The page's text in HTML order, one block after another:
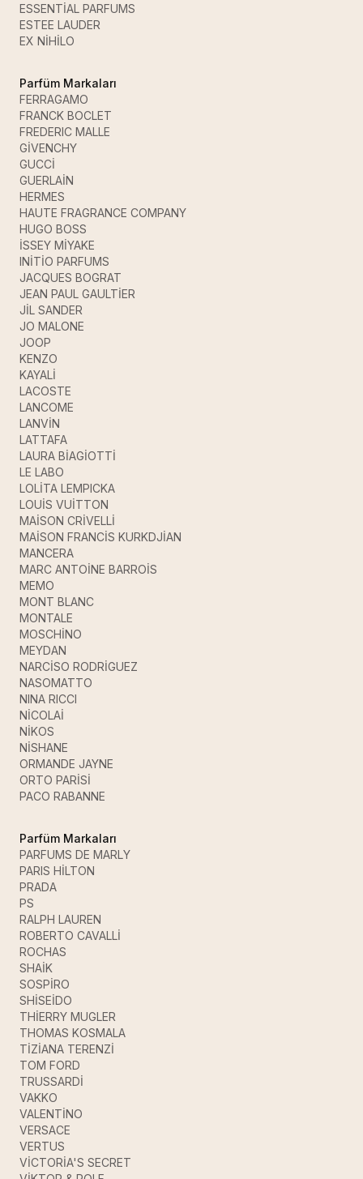
ESSENTİAL PARFUMS
ESTEE LAUDER
EX NİHİLO
Parfüm Markaları
FERRAGAMO
FRANCK BOCLET
FREDERIC MALLE
GİVENCHY
GUCCİ
GUERLAİN
HERMES
HAUTE FRAGRANCE COMPANY
HUGO BOSS
İSSEY MİYAKE
INİTİO PARFUMS
JACQUES BOGRAT
JEAN PAUL GAULTİER
JİL SANDER
JO MALONE
JOOP
KENZO
KAYALİ
LACOSTE
LANCOME
LANVİN
LATTAFA
LAURA BİAGİOTTİ
LE LABO
LOLİTA LEMPICKA
LOUİS VUİTTON
MAİSON CRİVELLİ
MAİSON FRANCİS KURKDJİAN
MANCERA
MARC ANTOİNE BARROİS
MEMO
MONT BLANC
MONTALE
MOSCHİNO
MEYDAN
NARCİSO RODRİGUEZ
NASOMATTO
NINA RICCI
NİCOLAİ
NİKOS
NİSHANE
ORMANDE JAYNE
ORTO PARİSİ
PACO RABANNE
Parfüm Markaları
PARFUMS DE MARLY
PARIS HİLTON
PRADA
PS
RALPH LAUREN
ROBERTO CAVALLİ
ROCHAS
SHAİK
SOSPİRO
SHİSEİDO
THİERRY MUGLER
THOMAS KOSMALA
TİZİANA TERENZİ
TOM FORD
TRUSSARDİ
VAKKO
VALENTİNO
VERSACE
VERTUS
VİCTORİA'S SECRET